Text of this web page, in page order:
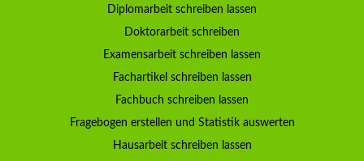
Diplomarbeit schreiben lassen
Doktorarbeit schreiben
Examensarbeit schreiben lassen
Fachartikel schreiben lassen
Fachbuch schreiben lassen
Fragebogen erstellen und Statistik auswerten
Hausarbeit schreiben lassen